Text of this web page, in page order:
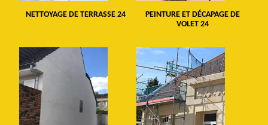
NETTOYAGE DE TERRASSE 24
PEINTURE ET DÉCAPAGE DE
VOLET 24